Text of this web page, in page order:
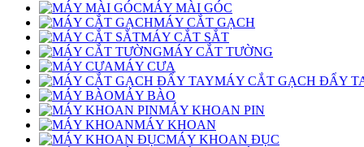
MÁY MÀI GÓC
MÁY CẮT GẠCH
MÁY CẮT SẮT
MÁY CẮT TƯỜNG
MÁY CƯA
MÁY CẮT GẠCH ĐẨY
MÁY BÀO
MÁY KHOAN PIN
MÁY KHOAN
MÁY KHOAN ĐỤC